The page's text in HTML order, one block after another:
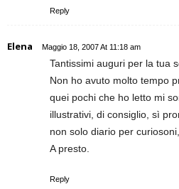
Reply
Elena Maggio 18, 2007 At 11:18 am
Tantissimi auguri per la tua
Non ho avuto molto tempo
quei pochi che ho letto mi
illustrativi, di consiglio, sì
non solo diario per
A presto.
Reply